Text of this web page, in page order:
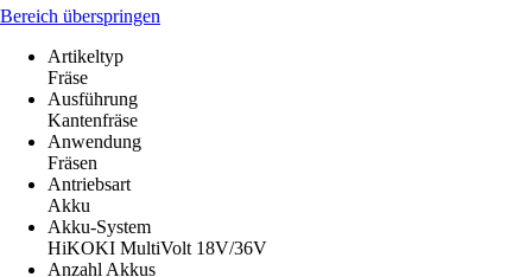
Bereich überspringen
Artikeltyp
Fräse
Ausführung
Kantenfräse
Anwendung
Fräsen
Antriebsart
Akku
Akku-System
HiKOKI MultiVolt 18V/36V
Anzahl Akkus